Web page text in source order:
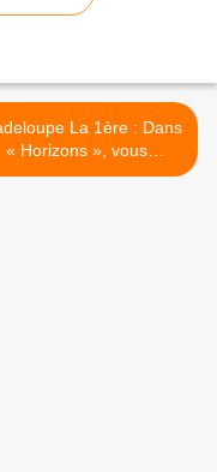
La 1ère : Dans
« Horizons », vous
dans les eaux de